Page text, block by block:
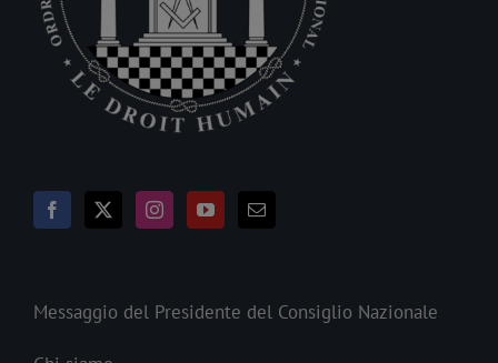
Messaggio del Presidente del Consiglio Nazionale